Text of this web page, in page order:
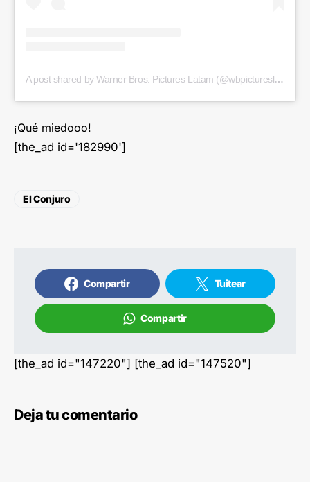
A post shared by Warner Bros. Pictures Latam (@wbpictureslatam)
¡Qué miedooo!
[the_ad id='182990']
El Conjuro
Compartir Tuitear
Compartir
[the_ad id="147220"] [the_ad id="147520"]
Deja tu comentario